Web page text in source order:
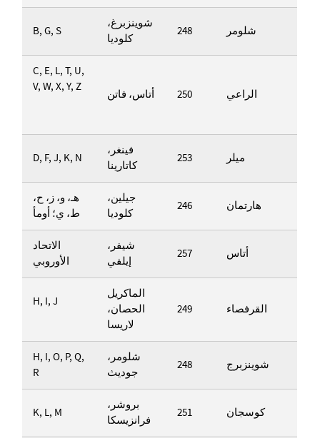
B, G, S
شوينزبرغ،
كلوديا
248 شلومر
C, E, L, T, U,
V, W, X, Y, Z
أتاس، فاتن 250 الراعي
D, F, J, K, N
فينغر،
كاتارينا
253 ميلر
هـ، و، ز، ح،
ط، ي؛ أومأ
جيلين،
كلوديا
246 هارتمان
الاتحاد
الأوروبي
شيفر،
إيلفي
257 أتاس
H, I, J
الماكريل
الحصان،
لاريسا
249 القرفصاء
H, I, O, P, Q,
R
شلومر،
جوديث
248 شوينزبرج
K, L, M
بروشر،
فرانزيسكا
251 كوسجان